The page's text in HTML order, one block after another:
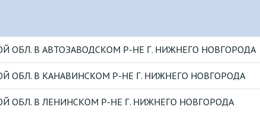
ОБЛ. В АВТОЗАВОДСКОМ Р-НЕ Г. НИЖНЕГО НОВГОРОДА
ОБЛ. В КАНАВИНСКОМ Р-НЕ Г. НИЖНЕГО НОВГОРОДА
ОБЛ. В ЛЕНИНСКОМ Р-НЕ Г. НИЖНЕГО НОВГОРОДА